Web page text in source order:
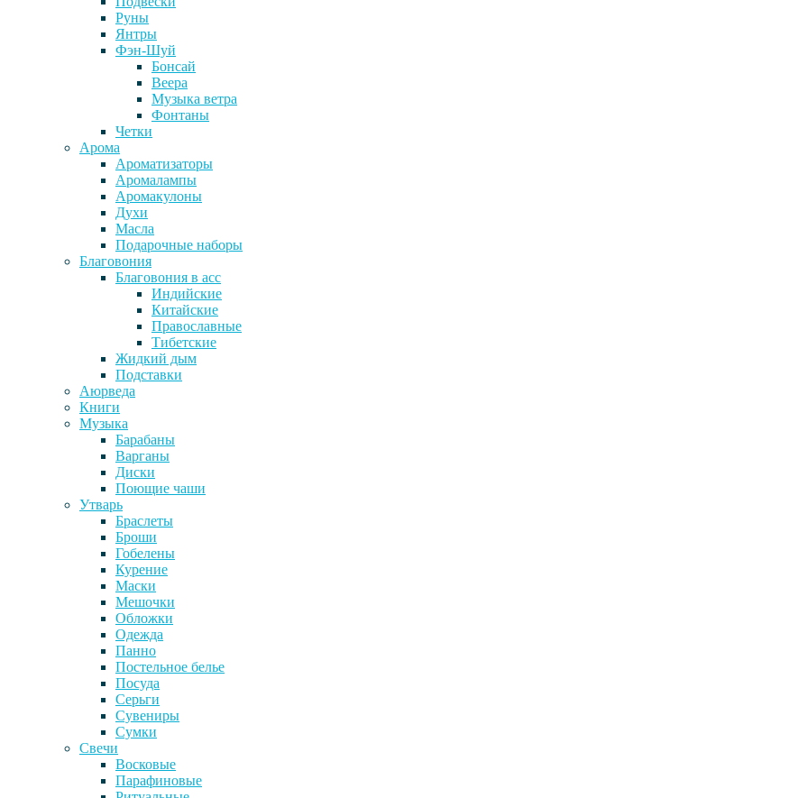
Руны
Янтры
Фэн-Шуй
Бонсай
Веера
Музыка ветра
Фонтаны
Четки
Арома
Ароматизаторы
Аромалампы
Аромакулоны
Духи
Масла
Подарочные наборы
Благовония
Благовония в асс
Индийские
Китайские
Православные
Тибетские
Жидкий дым
Подставки
Аюрведа
Книги
Музыка
Барабаны
Варганы
Диски
Поющие чаши
Утварь
Браслеты
Броши
Гобелены
Курение
Маски
Мешочки
Обложки
Одежда
Панно
Постельное белье
Посуда
Серьги
Сувениры
Сумки
Свечи
Восковые
Парафиновые